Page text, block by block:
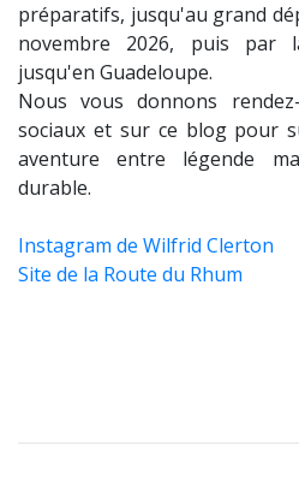
préparatifs, jusqu'au grand
novembre 2026, puis par
jusqu'en Guadeloupe.
Nous vous donnons
sociaux et sur ce blog pour
aventure entre légende
durable.
Instagram de Wilfrid Clerton
Site de la Route du Rhum